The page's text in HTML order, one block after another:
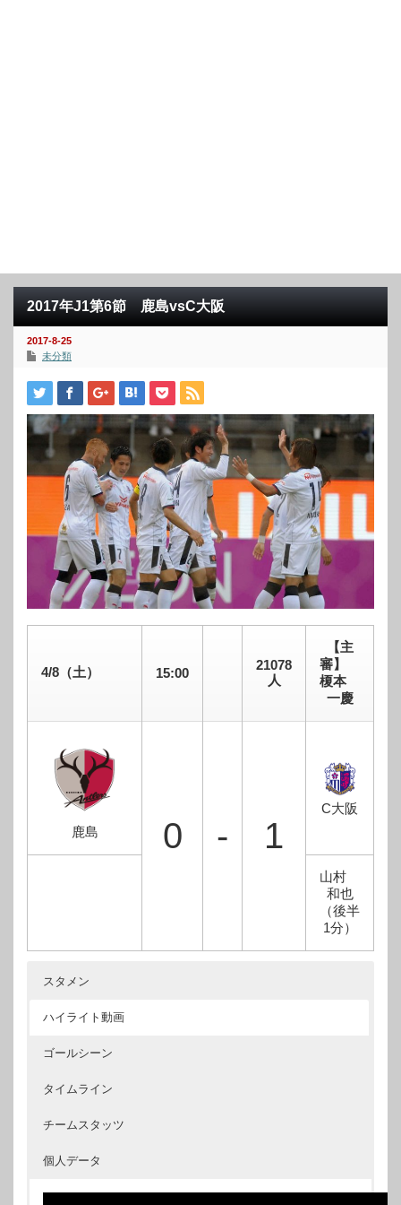
2017年J1第6節 鹿島vsC大阪
2017-8-25
未分類
4/8（土） 15:00
21078
人
【主
審】
榎本
一慶
鹿島 0 - 1
C大阪
山村
和也
（後半
1分）
スタメン
ハイライト動画
ゴールシーン
タイムライン
チームスタッツ
個人データ